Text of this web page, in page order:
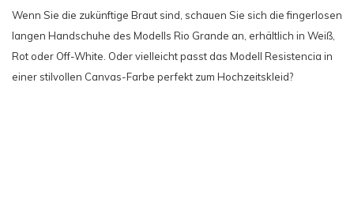
Wenn Sie die zukünftige Braut sind, schauen Sie sich die fingerlosen
langen Handschuhe des Modells Rio Grande an, erhältlich in Weiß,
Rot oder Off-White. Oder vielleicht passt das Modell Resistencia in
einer stilvollen Canvas-Farbe perfekt zum Hochzeitskleid?